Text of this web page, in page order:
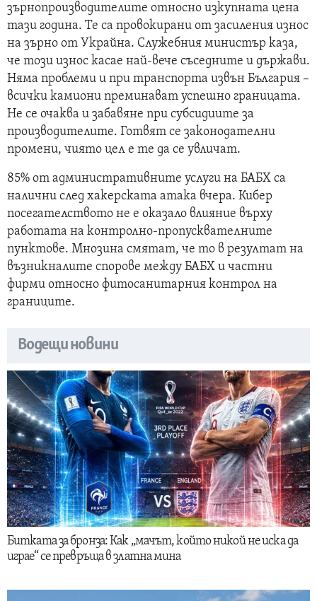
зърнопроизводителите относно изкупната цена
тази година. Те са провокирани от засиления износ
на зърно от Украйна. Служебния министър каза,
че този износ касае най-вече съседните и държави.
Няма проблеми и при транспорта извън България –
всички камиони преминават успешно границата.
Не се очаква и забавяне при субсидиите за
производителите. Готвят се законодателни
промени, чиято цел е те да се увличат.
85% от административните услуги на БАБХ са
налични след хакерската атака вчера. Кибер
посегателството не е оказало влияние върху
работата на контролно-пропусквателните
пунктове. Мнозина смятат, че то в резултат на
възникналите спорове между БАБХ и частни
фирми относно фитосанитарния контрол на
границите.
Водещи новини
Битката за бронза: Как „мачът, който никой не иска да
играе“ се превръща в златна мина